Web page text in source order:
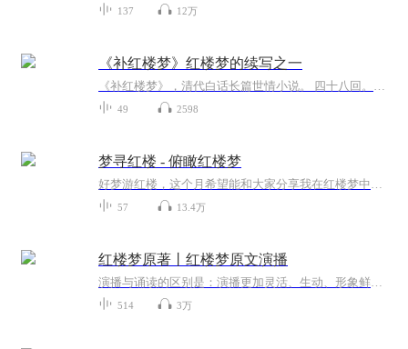
137 12万
《补红楼梦》红楼梦的续写之一
《补红楼梦》，清代白话长篇世情小说。 四十八回。 题“嫏嬛山樵撰”。作者真实姓名不详。 成书于清嘉庆十九年（1814）。空空道人闻听《红楼梦》续书纷纷面世，还道自己当初漏抄了石上之字。索观之后，发觉种种续书纰缪百出，怪诞不经，断非石上原书。于是...
49 2598
梦寻红楼 - 俯瞰红楼梦
好梦游红楼，这个月希望能和大家分享我在红楼梦中领略到的中式精神内核。每週五晚上12點更新，另不定時加更！播講內容主要來自"董梅講透紅樓夢"，喜歡的朋友可以自行搜尋！还在练习中，感谢有你的陪伴！
57 13.4万
红楼梦原著丨红楼梦原文演播
演播与诵读的区别是：演播更加灵活、生动、形象鲜明。并不如诵读一般字正腔圆，音调平平，情感冷漠。演播则是更加带入和贴合原著的情感，塑造鲜明的人物形象，从而拉近名著与广大读者直接的距离。晨蒙先生倾情演播古典文学名著《红楼梦》，希望能够带给您...
514 3万